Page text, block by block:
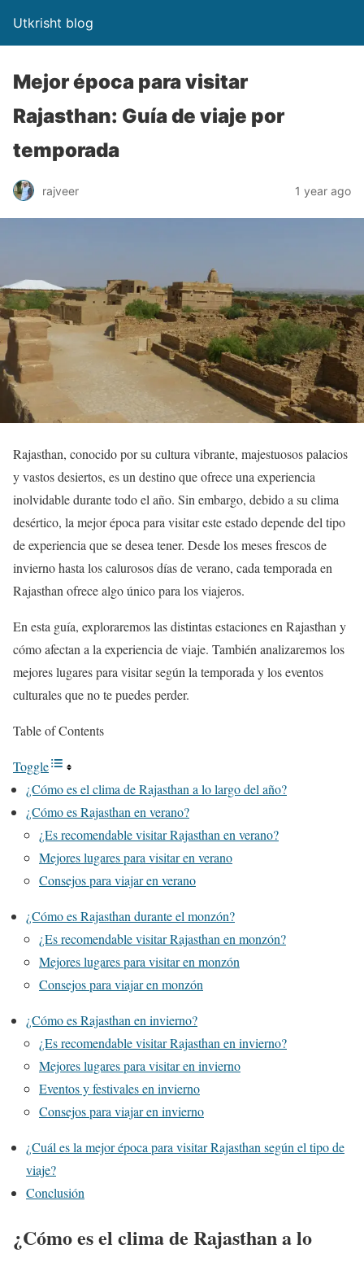
Utkrisht blog
Mejor época para visitar
Rajasthan: Guía de viaje por
temporada
rajveer 1 year ago
Rajasthan, conocido por su cultura vibrante, majestuosos palacios
y vastos desiertos, es un destino que ofrece una experiencia
inolvidable durante todo el año. Sin embargo, debido a su clima
desértico, la mejor época para visitar este estado depende del tipo
de experiencia que se desea tener. Desde los meses frescos de
invierno hasta los calurosos días de verano, cada temporada en
Rajasthan ofrece algo único para los viajeros.
En esta guía, exploraremos las distintas estaciones en Rajasthan y
cómo afectan a la experiencia de viaje. También analizaremos los
mejores lugares para visitar según la temporada y los eventos
culturales que no te puedes perder.
Table of Contents
Toggle
¿Cómo es el clima de Rajasthan a lo largo del año?
¿Cómo es Rajasthan en verano?
¿Es recomendable visitar Rajasthan en verano?
Mejores lugares para visitar en verano
Consejos para viajar en verano
¿Cómo es Rajasthan durante el monzón?
¿Es recomendable visitar Rajasthan en monzón?
Mejores lugares para visitar en monzón
Consejos para viajar en monzón
¿Cómo es Rajasthan en invierno?
¿Es recomendable visitar Rajasthan en invierno?
Mejores lugares para visitar en invierno
Eventos y festivales en invierno
Consejos para viajar en invierno
¿Cuál es la mejor época para visitar Rajasthan según el tipo de
viaje?
Conclusión
¿Cómo es el clima de Rajasthan a lo